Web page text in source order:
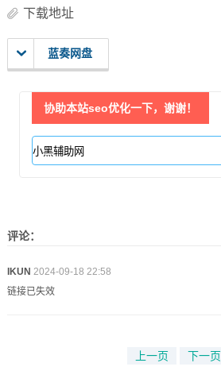
下载地址
蓝奏网盘
协助本站seo优化一下，谢谢！
评论：
IKUN 2024-09-18 22:58
链接已失效
上一页 下一页